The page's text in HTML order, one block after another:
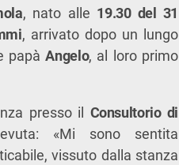
, nato alle 19.30 del 31
, arrivato dopo un lungo
papàAngelo, al loro primo
presso il Consultorio di
«Mi sono sentita
vissuto dalla stanza